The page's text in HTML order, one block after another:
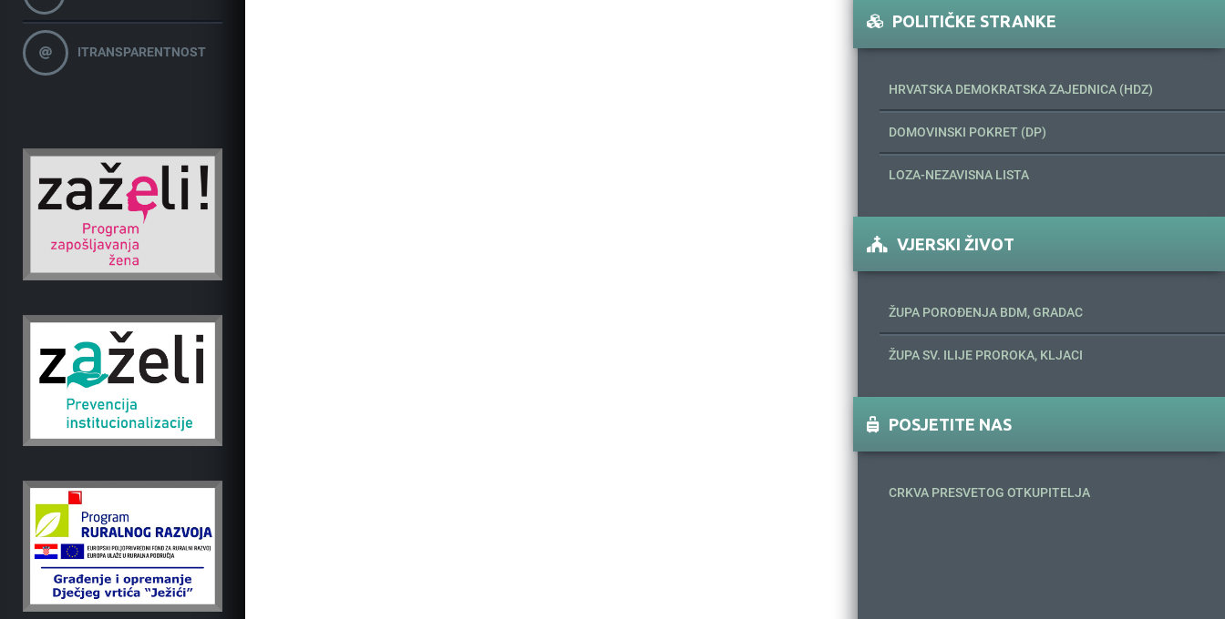
ITRANSPARENTNOST
POLITIČKE STRANKE
HRVATSKA DEMOKRATSKA ZAJEDNICA (HDZ)
DOMOVINSKI POKRET (DP)
LOZA-NEZAVISNA LISTA
VJERSKI ŽIVOT
ŽUPA POROĐENJA BDM, GRADAC
ŽUPA SV. ILIJE PROROKA, KLJACI
POSJETITE NAS
CRKVA PRESVETOG OTKUPITELJA